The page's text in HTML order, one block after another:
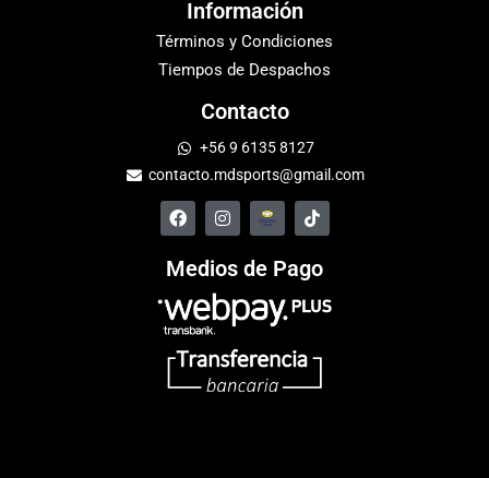
Información
Términos y Condiciones
Tiempos de Despachos
Contacto
+56 9 6135 8127
contacto.mdsports@gmail.com
Medios de Pago